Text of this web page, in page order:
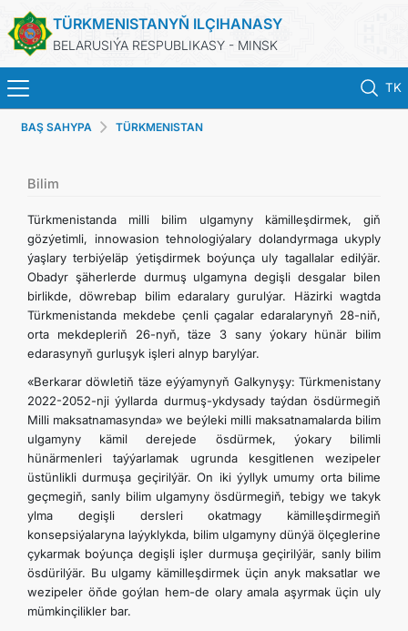
TÜRKMENISTANYŇ ILÇIHANASY
BELARUSIÝA RESPUBLIKASY - MINSK
TK
BAŞ SAHYPA
TÜRKMENISTAN
KONSULLYK HYZMATLARY
DIM
ARAGATNAŞYK
BAŞ SAHYPA TÜRKMENISTAN
Bilim
Türkmenistanda milli bilim ulgamyny kämilleşdirmek, giň
gözýetimli, innowasion tehnologiýalary dolandyrmaga ukyply
ýaşlary terbiýeläp ýetişdirmek boýunça uly tagallalar edilýär.
Obadyr şäherlerde durmuş ulgamyna degişli desgalar bilen
birlikde, döwrebap bilim edaralary gurulýar. Häzirki wagtda
Türkmenistanda mekdebe çenli çagalar edaralarynyň 28-niň,
orta mekdepleriň 26-nyň, täze 3 sany ýokary hünär bilim
edarasynyň gurluşyk işleri alnyp barylýar.
«Berkarar döwletiň täze eýýamynyň Galkynyşy: Türkmenistany
2022-2052-nji ýyllarda durmuş-ykdysady taýdan ösdürmegiň
Milli maksatnamasynda» we beýleki milli maksatnamalarda bilim
ulgamyny kämil derejede ösdürmek, ýokary bilimli
hünärmenleri taýýarlamak ugrunda kesgitlenen wezipeler
üstünlikli durmuşa geçirilýär. On iki ýyllyk umumy orta bilime
geçmegiň, sanly bilim ulgamyny ösdürmegiň, tebigy we takyk
ylma degişli dersleri okatmagy kämilleşdirmegiň
konsepsiýalaryna laýyklykda, bilim ulgamyny dünýä ölçeglerine
çykarmak boýunça degişli işler durmuşa geçirilýär, sanly bilim
ösdürilýär. Bu ulgamy kämilleşdirmek üçin anyk maksatlar we
wezipeler öňde goýlan hem-de olary amala aşyrmak üçin uly
mümkinçilikler bar.